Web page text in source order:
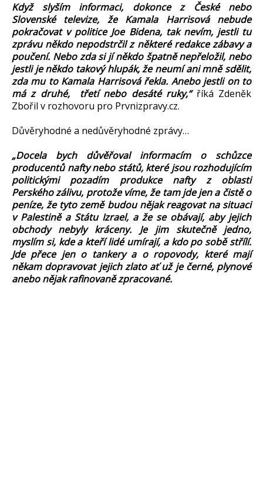
Když slyším informaci, dokonce z České nebo
Slovenské televize, že Kamala Harrisová nebude
pokračovat v politice Joe Bidena, tak nevím, jestli tu
zprávu někdo nepodstrčil z některé redakce zábavy a
poučení. Nebo zda si jí někdo špatně nepřeložil, nebo
jestli je někdo takový hlupák, že neumí ani mně sdělit,
zda mu to Kamala Harrisová řekla. Anebo jestli on to
má z druhé, třetí nebo desáté ruky,“říká Zdeněk
Zbořil v rozhovoru pro Prvnizpravy.cz.
Důvěryhodné a nedůvěryhodné zprávy…
„Docela bych důvěřoval informacím o schůzce
producentů nafty nebo států, které jsou rozhodujícím
politickými pozadím produkce nafty z oblasti
Perského zálivu, protože víme, že tam jde jen a čistě o
peníze, že tyto země budou nějak reagovat na situaci
v Palestině a Státu Izrael, a že se obávají, aby jejich
obchody nebyly kráceny. Je jim skutečně jedno,
myslím si, kde a kteří lidé umírají, a kdo po sobě střílí.
Jde přece jen o tankery a o ropovody, které mají
někam dopravovat jejich zlato ať už je černé, plynové
anebo nějak rafinovaně zpracované.